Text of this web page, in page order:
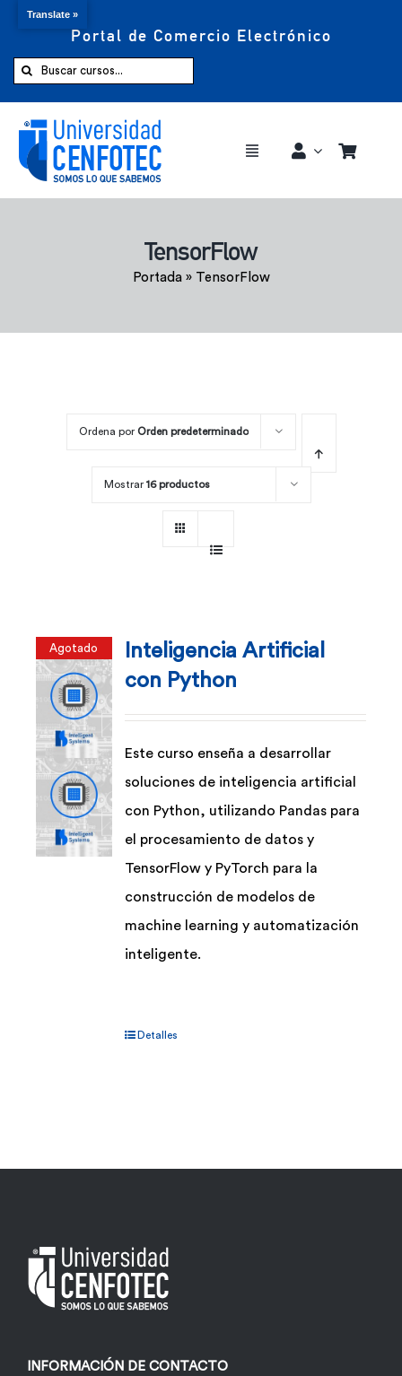
Portal de Comercio Electrónico
Buscar:
Toggle
Comprar ahora
TensorFlow
Portada» TensorFlow
Ordena por Orden predeterminado
Mostrar 16 productos
Agotado
Inteligencia Artificial
con Python
Este curso enseña a desarrollar
soluciones de inteligencia artificial
con Python, utilizando Pandas para
el procesamiento de datos y
TensorFlow y PyTorch para la
construcción de modelos de
machine learning y automatización
inteligente.
Detalles
INFORMACIÓN DE CONTACTO
Translate »